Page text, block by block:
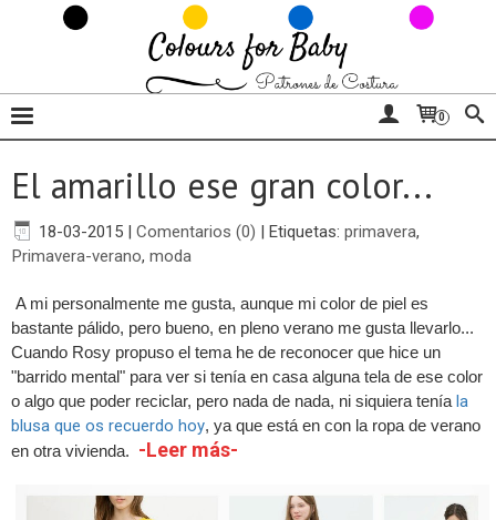
0
El amarillo ese gran color...
18-03-2015 | Comentarios (0) | Etiquetas: primavera,
Primavera-verano, moda
A mi personalmente me gusta, aunque mi color de piel es
bastante pálido, pero bueno, en pleno verano me gusta llevarlo...
Cuando Rosy propuso el tema he de reconocer que hice un
"barrido mental" para ver si tenía en casa alguna tela de ese color
o algo que poder reciclar, pero nada de nada, ni siquiera tenía la
blusa que os recuerdo hoy, ya que está en con la ropa de verano
en otra vivienda. -Leer más-